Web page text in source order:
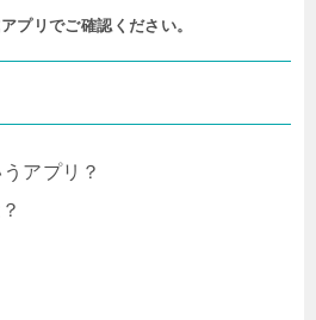
プリでご確認ください。
アプリ？